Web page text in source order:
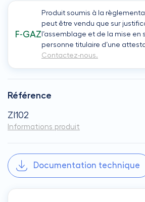
F‑GAZ
Produit soumis à la
peut être vendu que sur
l’assemblage et de la mise en
personne titulaire d’une
Contactez-nous.
Référence
ZI102
Informations produit
Documentation technique